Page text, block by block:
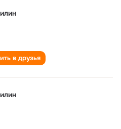
в друзья